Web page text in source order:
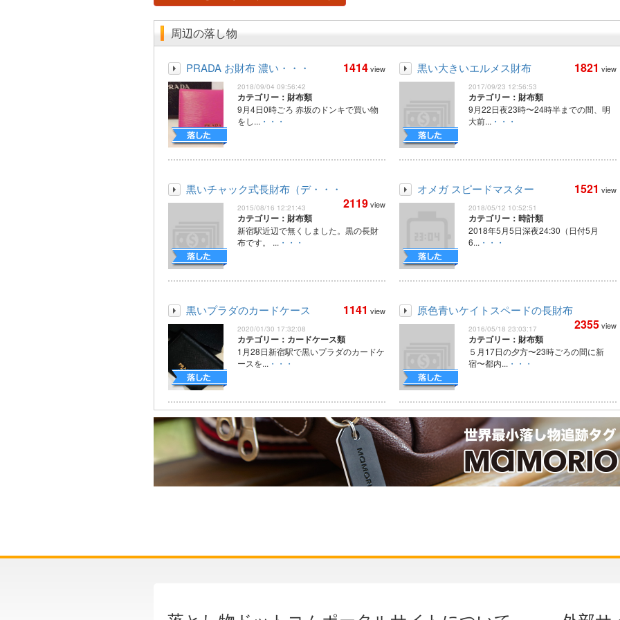
周辺の落し物
PRADA お財布 濃い・・・ 1414view
2018/09/04 09:56:42
カテゴリー：財布類
9月4日0時ごろ 赤坂のドンキで買い物
をし... ・・・
黒い大きいエルメス財布 1821 view
2017/09/23 12:56:53
カテゴリー：財布類
9月22日夜23時〜24時半までの間、明
大前... ・・・
黒いチャック式長財布（デ・・・
2119view
2015/08/16 12:21:43
カテゴリー：財布類
新宿駅近辺で無くしました。黒の長財
布です。 ... ・・・
オメガ スピードマスター 1521 view
2018/05/12 10:52:51
カテゴリー：時計類
2018年5月5日深夜24:30（日付5月
6... ・・・
黒いプラダのカードケース 1141 view
2020/01/30 17:32:08
カテゴリー：カードケース類
1月28日新宿駅で黒いプラダのカードケ
ースを... ・・・
原色青いケイトスペードの長財布
2355view
2016/05/18 23:03:17
カテゴリー：財布類
５月17日の夕方〜23時ごろの間に新
宿〜都内... ・・・